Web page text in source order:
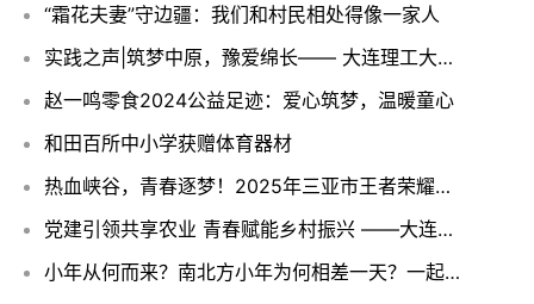
“霜花夫妻”守边疆：我们和村民相处得像一家人
实践之声|筑梦中原，豫爱绵长—— 大连理工大学 “筑梦・豫爱童行” 实践团河南实践纪实
赵一鸣零食2024公益足迹：爱心筑梦，温暖童心
和田百所中小学获赠体育器材
热血峡谷，青春逐梦！2025年三亚市王者荣耀高校邀请赛圆满落幕！
党建引领共享农业 青春赋能乡村振兴 ——大连莲享家庭农场探索城乡融合发展新路径
小年从何而来？南北方小年为何相差一天？一起了解